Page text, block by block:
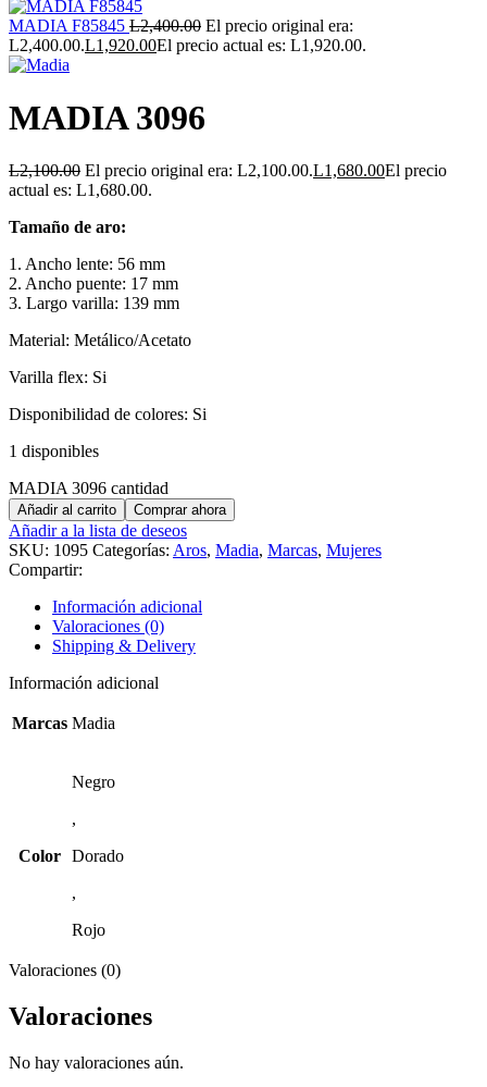
MADIA F85845 L2,400.00 El precio original era:
L2,400.00.L1,920.00El precio actual es: L1,920.00.
MADIA 3096
L2,100.00 El precio original era: L2,100.00.L1,680.00El precio
actual es: L1,680.00.
Tamaño de aro:
1. Ancho lente: 56 mm
2. Ancho puente: 17 mm
3. Largo varilla: 139 mm
Material: Metálico/Acetato
Varilla flex: Si
Disponibilidad de colores: Si
1 disponibles
MADIA 3096 cantidad
Añadir al carrito Comprar ahora
Añadir a la lista de deseos
SKU: 1095 Categorías: Aros, Madia, Marcas, Mujeres
Compartir:
Información adicional
Valoraciones (0)
Shipping & Delivery
Información adicional
Marcas Madia
Color
Negro
,
Dorado
,
Rojo
Valoraciones (0)
Valoraciones
No hay valoraciones aún.